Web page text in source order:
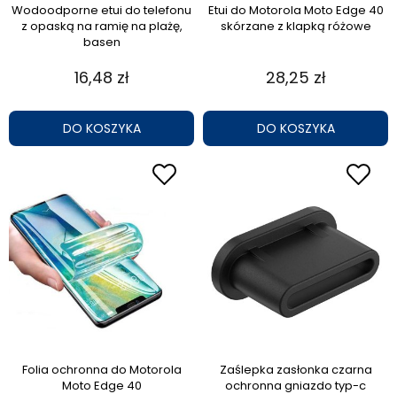
Wodoodporne etui do telefonu
z opaską na ramię na plażę,
basen
16,48 zł
DO KOSZYKA
Etui do Motorola Moto Edge 40
skórzane z klapką różowe
28,25 zł
DO KOSZYKA
Folia ochronna do Motorola
Moto Edge 40
Zaślepka zasłonka czarna
ochronna gniazdo typ-c